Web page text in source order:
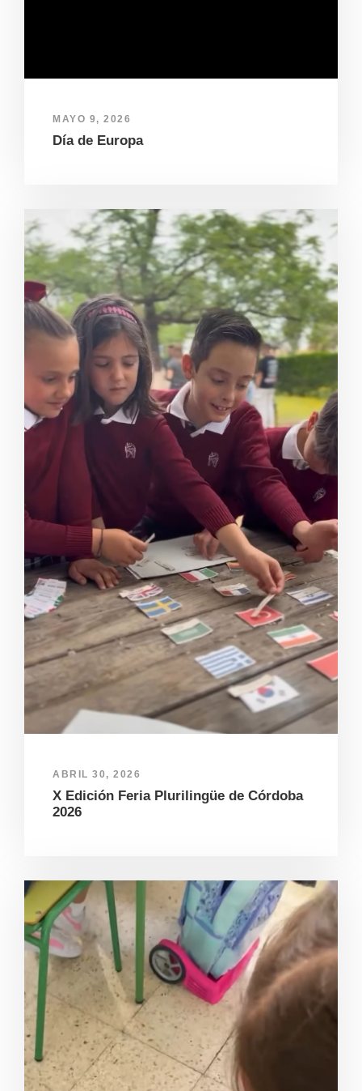
MAYO 9, 2026
Día de Europa
ABRIL 30, 2026
X Edición Feria Plurilingüe de Córdoba
2026